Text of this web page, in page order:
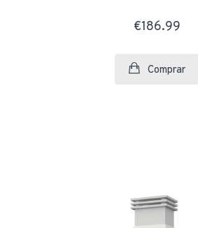
€186.99
Comprar